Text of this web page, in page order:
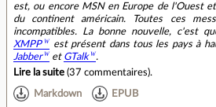
est, ou encore MSN en Europe de l'Ouest
du continent américain. Toutes ces
incompatibles. La bonne nouvelle, c'est
XMPP
est présent dans tous les pays à
Jabber
et GTalk
.
Lire la suite (37 commentaires).
Markdown EPUB